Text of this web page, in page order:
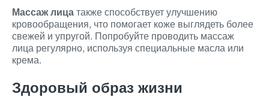
Массаж лицатакже способствует улучшению
кровообращения, что помогает коже выглядеть более
свежей и упругой. Попробуйте проводить массаж
лица регулярно, используя специальные масла или
крема.
Здоровый образ жизни